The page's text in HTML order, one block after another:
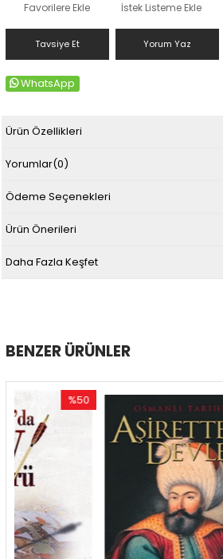
Favorilere Ekle İstek Listeme Ekle
Tavsiye Et Yorum Yaz
WhatsApp
Ürün Özellikleri
Yorumlar(0)
Ödeme Seçenekleri
Ürün Önerileri
Daha Fazla Keşfet
BENZER ÜRÜNLER
%50
İndirim
%50İndirim